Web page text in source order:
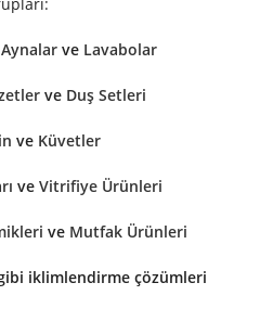
Aynalar ve Lavabolar
ve Duş Setleri
ve Küvetler
veVitrifiye Ürünleri
ve Mutfak Ürünleri
iklimlendirme çözümleri